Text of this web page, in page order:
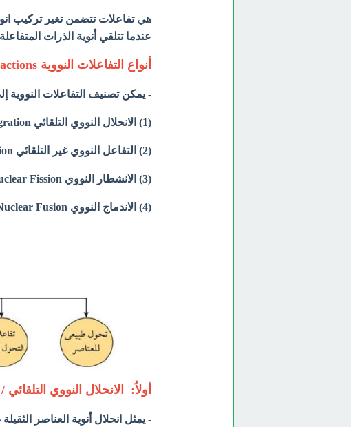
هي تفاعلات تتضمن تغير تركيب
عندما تتلقي أنوية الذرات
أنواع التفاعلات النووية Types of Nuclear reactions
- يمكن تصنيف التفاعلات النووية إلى
(1) الانحلال النووي التلقائي Radioactive spontaneous disintegration
(2) التفاعل النووي غير التلقائي Nonspontaneous nuclear reaction
(3) الانشطار النووي Nuclear Fission
(4) الاندماج النووي Nuclear Fusion
أولاُ: الانحلال النووي
- يمثل انحلال أنوية العناصر